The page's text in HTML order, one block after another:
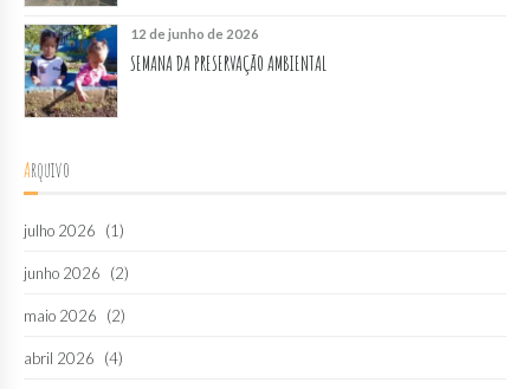
12 de junho de 2026
SEMANA DA PRESERVAÇÃO AMBIENTAL
Arquivo
julho 2026 (1)
junho 2026 (2)
maio 2026 (2)
abril 2026 (4)